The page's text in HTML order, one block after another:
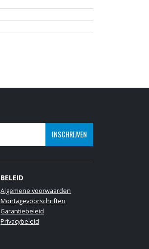
INSCHRIJVEN
BELEID
Algemene voorwaarden
Montagevoorschriften
Garantiebeleid
Privacybeleid